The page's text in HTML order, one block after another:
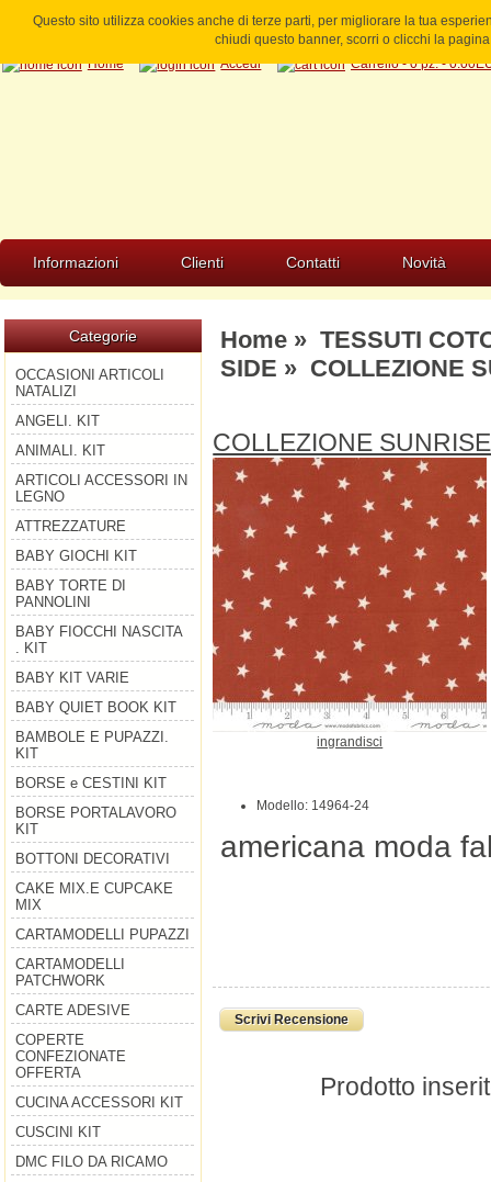
Questo sito utilizza cookies anche di terze parti, per migliorare la tua
chiudi questo banner, scorri o clicchi la
Home
Accedi Carrello - 0 pz. -
Informazioni Clienti Contatti Novità
Categorie
OCCASIONI ARTICOLI
NATALIZI
ANGELI. KIT
ANIMALI. KIT
ARTICOLI ACCESSORI IN
LEGNO
ATTREZZATURE
BABY GIOCHI KIT
BABY TORTE DI
PANNOLINI
BABY FIOCCHI NASCITA
. KIT
BABY KIT VARIE
BABY QUIET BOOK KIT
BAMBOLE E PUPAZZI.
KIT
BORSE e CESTINI KIT
BORSE PORTALAVORO
KIT
BOTTONI DECORATIVI
CAKE MIX.E CUPCAKE
MIX
CARTAMODELLI PUPAZZI
CARTAMODELLI
PATCHWORK
CARTE ADESIVE
COPERTE
CONFEZIONATE
OFFERTA
CUCINA ACCESSORI KIT
CUSCINI KIT
DMC FILO DA RICAMO
Home» TESSUTI
SIDE » COLLEZIONE
COLLEZIONE
ingrandisci
Modello: 14964-24
americana moda
Scrivi Recensione
Prodotto